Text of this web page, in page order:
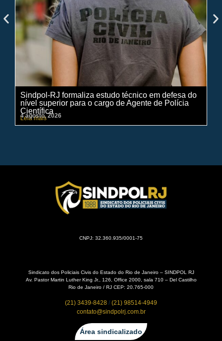
Sindpol-RJ formaliza estudo técnico em defesa do
nível superior para o cargo de Agente de Polícia
Científica
Leia mais
4 agosto, 2026
CNPJ: 32.360.935/0001-75
Sindicato dos Policiais Civis do Estado do Rio de Janeiro – SINDPOL RJ
Av. Pastor Martin Luther King Jr., 126, Office 2000, sala 710 – Del Castilho
Rio de Janeiro / RJ CEP: 20.765-000
(21) 3439-8428 / (21) 98514-4949
contato@sindpolrj.com.br
Área sindicalizado